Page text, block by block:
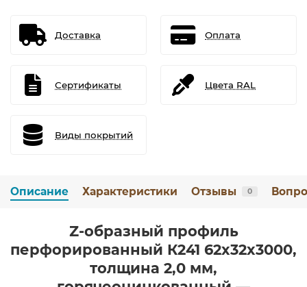
Доставка Оплата
Сертификаты Цвета RAL
Виды покрытий
Описание Характеристики Отзывы 0
Z-образный профиль
перфорированный К241 62x32x3000,
толщина 2,0 мм,